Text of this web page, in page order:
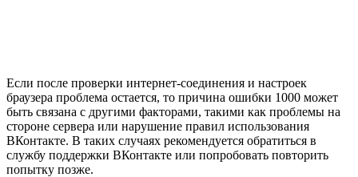
Если после проверки интернет-соединения и настроек
браузера проблема остается, то причина ошибки 1000 может
быть связана с другими факторами, такими как проблемы на
стороне сервера или нарушение правил использования
ВКонтакте. В таких случаях рекомендуется обратиться в
службу поддержки ВКонтакте или попробовать повторить
попытку позже.